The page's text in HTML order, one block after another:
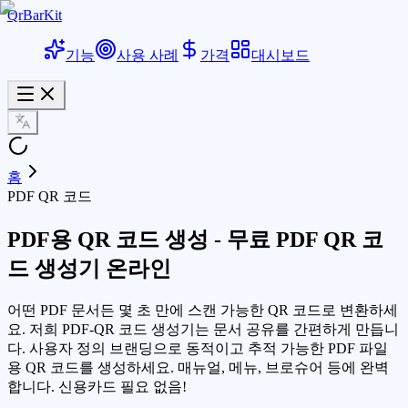
QrBarKit
기능 사용 사례 가격 대시보드
홈
PDF QR 코드
PDF용 QR 코드 생성 - 무료 PDF QR 코
드 생성기 온라인
어떤 PDF 문서든 몇 초 만에 스캔 가능한 QR 코드로 변환하세
요. 저희 PDF-QR 코드 생성기는 문서 공유를 간편하게 만듭니
다. 사용자 정의 브랜딩으로 동적이고 추적 가능한 PDF 파일
용 QR 코드를 생성하세요. 매뉴얼, 메뉴, 브로슈어 등에 완벽
합니다. 신용카드 필요 없음!